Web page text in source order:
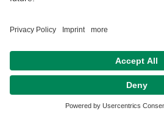
Datenschutzerklärung